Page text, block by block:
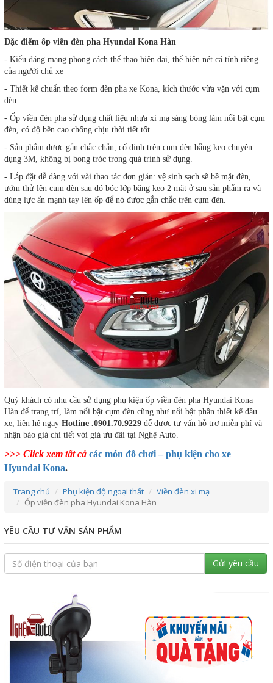
Đặc điểm ốp viền đèn pha Hyundai Kona Hàn
- Kiểu dáng mang phong cách thể thao hiện đại, thể hiện nét cá tính riêng
của người chủ xe
- Thiết kế chuẩn theo form đèn pha xe Kona, kích thước vừa vặn với cụm
đèn
- Ốp viền đèn pha sử dụng chất liệu nhựa xi mạ sáng bóng làm nổi bật cụm
đèn, có độ bền cao chống chịu thời tiết tốt.
- Sản phẩm được gắn chắc chắn, cố định trên cụm đèn bằng keo chuyên
dụng 3M, không bị bong tróc trong quá trình sử dụng.
- Lắp đặt dễ dàng với vài thao tác đơn giản: vệ sinh sạch sẽ bề mặt đèn,
ướm thử lên cụm đèn sau đó bóc lớp băng keo 2 mặt ở sau sản phẩm ra và
dùng lực ấn mạnh tay lên ốp để nó được gắn chắc trên cụm đèn.
Quý khách có nhu cầu sử dụng phụ kiện ốp viền đèn pha Hyundai Kona
Hàn để trang trí, làm nổi bật cụm đèn cũng như nổi bật phần thiết kế đầu
xe, liên hệ ngay Hotline .0901.70.9229 để được tư vấn hỗ trợ miễn phí và
nhận báo giá chi tiết với giá ưu đãi tại Nghệ Auto.
>>> Click xem tất cả các món đồ chơi – phụ kiện cho xe
Hyundai Kona.
Trang chủ Phụ kiện độ ngoại thất
Viền đèn xi mạ
Ốp viền đèn pha Hyundai Kona Hàn
YÊU CẦU TƯ VẤN SẢN PHẨM
Gửi yêu cầu